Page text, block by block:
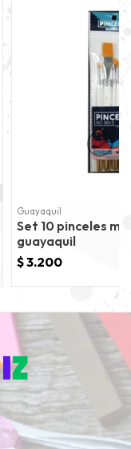
Guayaquil
Set 10 pinceles
guayaquil
$ 3.200